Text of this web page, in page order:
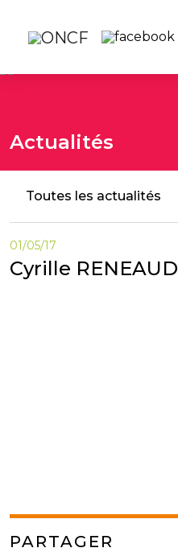
Actualités
Toutes les actualités
01/05/17
Cyrille RENEAUD
PARTAGER